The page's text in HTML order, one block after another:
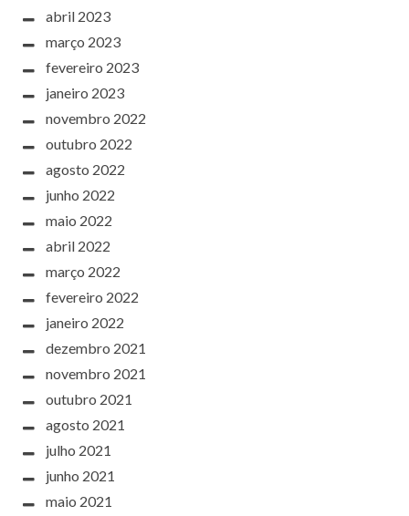
abril 2023
março 2023
fevereiro 2023
janeiro 2023
novembro 2022
outubro 2022
agosto 2022
junho 2022
maio 2022
abril 2022
março 2022
fevereiro 2022
janeiro 2022
dezembro 2021
novembro 2021
outubro 2021
agosto 2021
julho 2021
junho 2021
maio 2021